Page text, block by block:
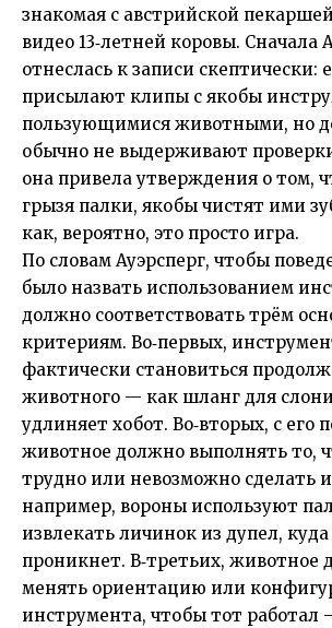
знакомая с австрийской
видео 13‑летней коровы. Сначала
отнеслась к записи скептически:
присылают клипы с якобы
пользующимися животными, но
обычно не выдерживают
она привела утверждения о том,
грызя палки, якобы чистят ими
как, вероятно, это просто игра.
По словам Ауэрсперг, чтобы
было назвать использованием
должно соответствовать трём
критериям. Во‑первых,
фактически становиться
животного — как шланг для
удлиняет хобот. Во‑вторых, с его
животное должно выполнять то,
трудно или невозможно сделать
например, вороны используют
извлекать личинок из дупел,
проникнет. В‑третьих, животное
менять ориентацию или
инструмента, чтобы тот работал